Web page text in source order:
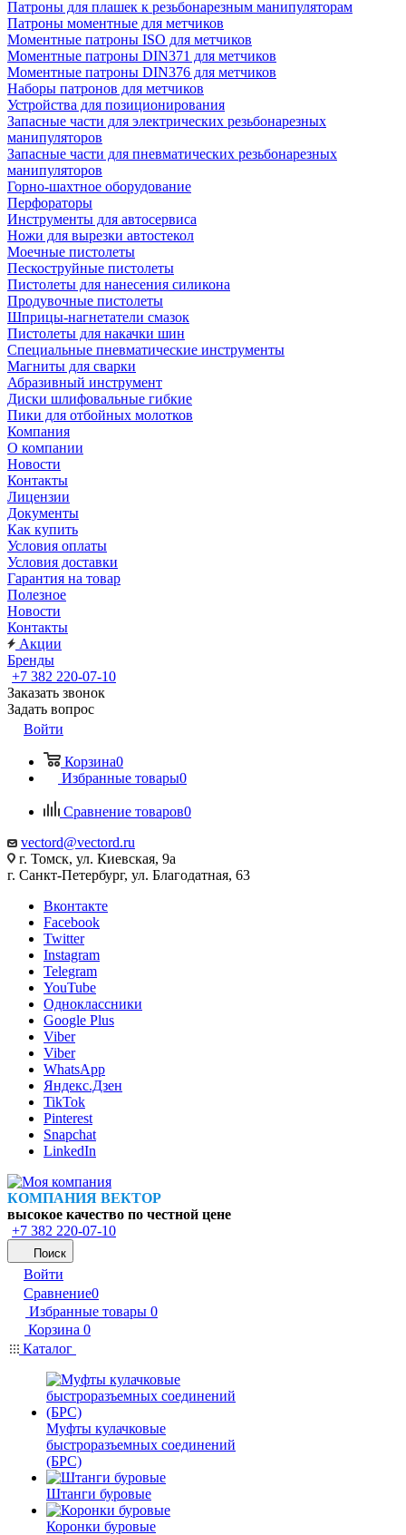
Патроны для плашек к резьбонарезным манипуляторам
Патроны моментные для метчиков
Моментные патроны ISO для метчиков
Моментные патроны DIN371 для метчиков
Моментные патроны DIN376 для метчиков
Наборы патронов для метчиков
Устройства для позиционирования
Запасные части для электрических резьбонарезных
манипуляторов
Запасные части для пневматических резьбонарезных
манипуляторов
Горно-шахтное оборудование
Перфораторы
Инструменты для автосервиса
Ножи для вырезки автостекол
Моечные пистолеты
Пескоструйные пистолеты
Пистолеты для нанесения силикона
Продувочные пистолеты
Шприцы-нагнетатели смазок
Пистолеты для накачки шин
Специальные пневматические инструменты
Магниты для сварки
Абразивный инструмент
Диски шлифовальные гибкие
Пики для отбойных молотков
Компания
О компании
Новости
Контакты
Лицензии
Документы
Как купить
Условия оплаты
Условия доставки
Гарантия на товар
Полезное
Новости
Контакты
Акции
Бренды
+7 382 220-07-10
Заказать звонок
Задать вопрос
Войти
Корзина0
Избранные товары0
Сравнение товаров0
vectord@vectord.ru
г. Томск, ул. Киевская, 9а
г. Санкт-Петербург, ул. Благодатная, 63
Вконтакте
Facebook
Twitter
Instagram
Telegram
YouTube
Одноклассники
Google Plus
Viber
Viber
WhatsApp
Яндекс.Дзен
TikTok
Pinterest
Snapchat
LinkedIn
КОМПАНИЯ ВЕКТОР
высокое качество по честной цене
+7 382 220-07-10
Поиск
Войти
Сравнение0
Избранные товары 0
Корзина 0
Каталог
Муфты кулачковые
быстроразъемных соединений
(БРС)
Штанги буровые
Коронки буровые